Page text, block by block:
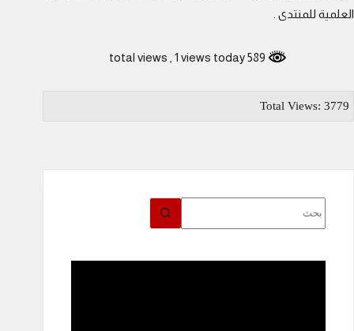
العلمية للمنتدى .
, 1 views today
Total Views: 3779
توجد